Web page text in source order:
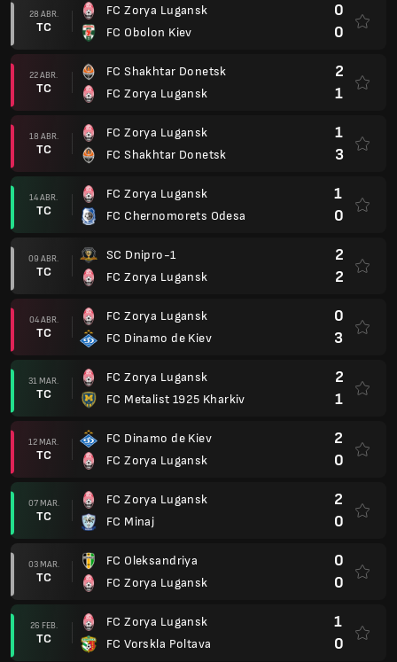
28 ABR.
TC
FC Zorya Lugansk
FC Obolon Kiev
0
0
22 ABR.
TC
FC Shakhtar Donetsk
FC Zorya Lugansk
2
1
18 ABR.
TC
FC Zorya Lugansk
FC Shakhtar Donetsk
1
3
14 ABR.
TC
FC Zorya Lugansk
FC Chernomorets Odesa
1
0
09 ABR.
TC
SC Dnipro-1
FC Zorya Lugansk
2
2
04 ABR.
TC
FC Zorya Lugansk
FC Dinamo de Kiev
0
3
31 MAR.
TC
FC Zorya Lugansk
FC Metalist 1925 Kharkiv
2
1
12 MAR.
TC
FC Dinamo de Kiev
FC Zorya Lugansk
2
0
07 MAR.
TC
FC Zorya Lugansk
FC Minaj
2
0
03 MAR.
TC
FC Oleksandriya
FC Zorya Lugansk
0
0
26 FEB.
TC
FC Zorya Lugansk
FC Vorskla Poltava
1
0